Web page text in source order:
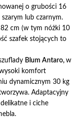
o grubości 16
lub czarnym.
cm (w tym nóżki 10
szafek stojących to
Blum Antaro, w
komfort
dynamicznym 30 kg
Adaptacyjny
i ciche